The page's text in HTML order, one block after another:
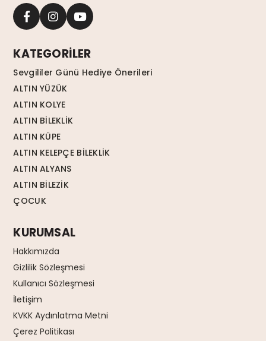
KATEGORİLER
Sevgililer Günü Hediye Önerileri
ALTIN YÜZÜK
ALTIN KOLYE
ALTIN BİLEKLİK
ALTIN KÜPE
ALTIN KELEPÇE BİLEKLİK
ALTIN ALYANS
ALTIN BİLEZİK
ÇOCUK
KURUMSAL
Hakkımızda
Gizlilik Sözleşmesi
Kullanıcı Sözleşmesi
İletişim
KVKK Aydınlatma Metni
Çerez Politikası